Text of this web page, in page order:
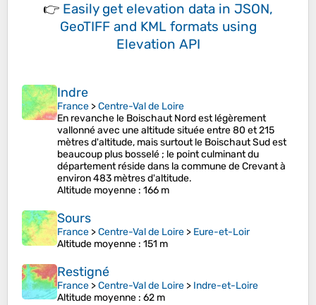
👉 Easily get elevation data in JSON,
GeoTIFF and KML formats using
Elevation API
Indre
France >Centre-Val de Loire
En revanche le Boischaut Nord est légèrement
vallonné avec une altitude située entre 80 et 215
mètres d'altitude, mais surtout le Boischaut Sud est
beaucoup plus bosselé ; le point culminant du
département réside dans la commune de Crevant à
environ 483 mètres d'altitude.
Altitude moyenne : 166 m
Sours
France >Centre-Val de Loire > Eure-et-Loir
Altitude moyenne : 151 m
Restigné
France >Centre-Val de Loire > Indre-et-Loire
Altitude moyenne : 62 m